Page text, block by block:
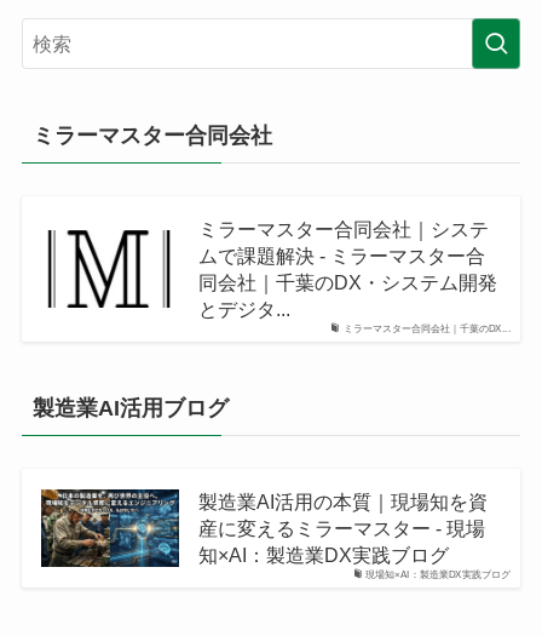
ミラーマスター合同会社
ミラーマスター合同会社｜千葉のDX...
ミラーマスター合同会社｜システ
ムで課題解決 - ミラーマスター合
同会社｜千葉のDX・システム開発
とデジタ...
製造業AI活用ブログ
現場知×AI：製造業DX実践ブログ
製造業AI活用の本質｜現場知を資
産に変えるミラーマスター - 現場
知×AI：製造業DX実践ブログ